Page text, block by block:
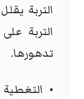
التربة
التربة
تدهورها.
•